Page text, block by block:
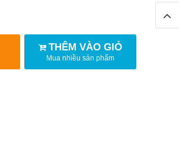
THÊM VÀO GIỎ
Mua nhiều sản phẩm